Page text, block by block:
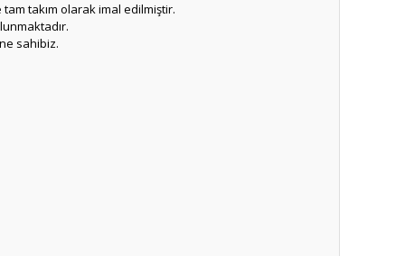
takım olarak imal edilmiştir.
sahibiz.